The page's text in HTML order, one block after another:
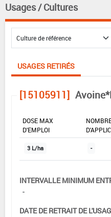
Usages / Cultures
USAGES RETIRÉS
[15105911]
DOSE MAX
D'EMPLOI
3 L/ha -
INTERVALLE MINIMUM
-
DATE DE RETRAIT DE